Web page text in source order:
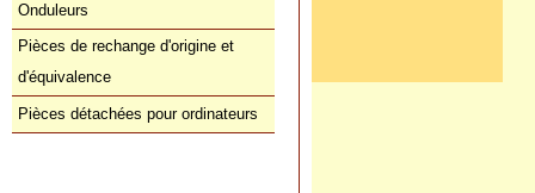
Onduleurs
Pièces de rechange d'origine et
d'équivalence
Pièces détachées pour ordinateurs